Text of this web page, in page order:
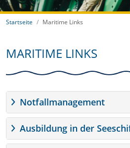
Startseite Maritime Links
MARITIME LINKS
Notfallmanagement
Ausbildung in der